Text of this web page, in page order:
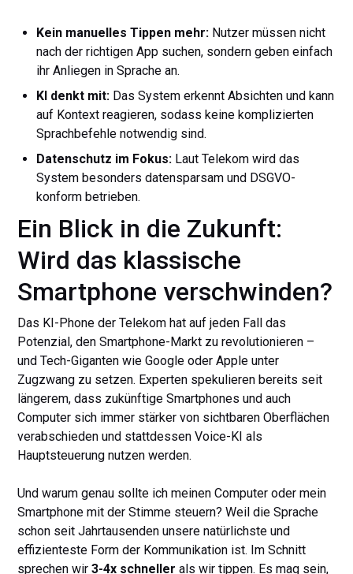
Kein manuelles Tippen mehr: Nutzer müssen nicht
nach der richtigen App suchen, sondern geben einfach
ihr Anliegen in Sprache an.
KI denkt mit: Das System erkennt Absichten und kann
auf Kontext reagieren, sodass keine komplizierten
Sprachbefehle notwendig sind.
Datenschutz im Fokus: Laut Telekom wird das
System besonders datensparsam und DSGVO-
konform betrieben.
Ein Blick in die Zukunft:
Wird das klassische
Smartphone verschwinden?
Das KI-Phone der Telekom hat auf jeden Fall das
Potenzial, den Smartphone-Markt zu revolutionieren –
und Tech-Giganten wie Google oder Apple unter
Zugzwang zu setzen. Experten spekulieren bereits seit
längerem, dass zukünftige Smartphones und auch
Computer sich immer stärker von sichtbaren Oberflächen
verabschieden und stattdessen Voice-KI als
Hauptsteuerung nutzen werden.
Und warum genau sollte ich meinen Computer oder mein
Smartphone mit der Stimme steuern? Weil die Sprache
schon seit Jahrtausenden unsere natürlichste und
effizienteste Form der Kommunikation ist. Im Schnitt
sprechen wir3-4x schneller als wir tippen. Es mag sein,